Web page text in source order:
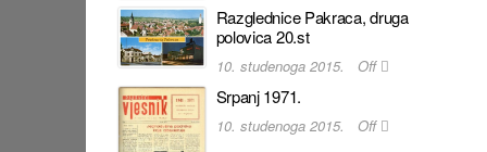
Razglednice Pakraca, druga
polovica 20.st
10. studenoga 2015. Off
Srpanj 1971.
10. studenoga 2015. Off